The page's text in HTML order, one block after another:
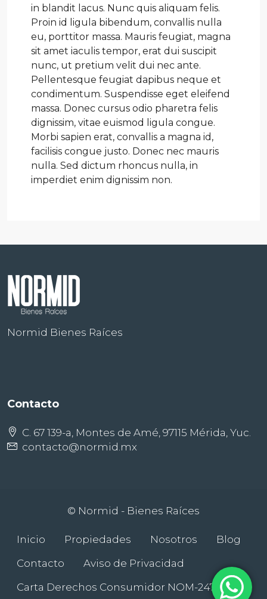
in blandit lacus. Nunc quis aliquam felis.
Proin id ligula bibendum, convallis nulla
eu, porttitor massa. Mauris feugiat, magna
sit amet iaculis tempor, erat dui suscipit
nunc, ut pretium velit dui nec ante.
Pellentesque feugiat dapibus neque et
condimentum. Suspendisse eget eleifend
massa. Donec cursus odio pharetra felis
dignissim, vitae euismod ligula congue.
Morbi sapien erat, convallis a magna id,
facilisis congue justo. Donec nec mauris
nulla. Sed dictum rhoncus nulla, in
imperdiet enim dignissim non.
Normid Bienes Raíces
Contacto
C. 67 139-a, Montes de Amé, 97115 Mérida, Yuc.
contacto@normid.mx
© Normid - Bienes Raíces
Inicio Propiedades Nosotros
Blog
Contacto
Aviso de Privacidad
Carta Derechos Consumidor NOM-247